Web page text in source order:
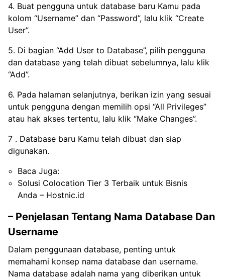
4. Buat pengguna untuk database baru Kamu pada
kolom “Username” dan “Password”, lalu klik “Create
User”.
5. Di bagian “Add User to Database”, pilih pengguna
dan database yang telah dibuat sebelumnya, lalu klik
“Add”.
6. Pada halaman selanjutnya, berikan izin yang sesuai
untuk pengguna dengan memilih opsi “All Privileges”
atau hak akses tertentu, lalu klik “Make Changes”.
7 . Database baru Kamu telah dibuat dan siap
digunakan.
Baca Juga:
Solusi Colocation Tier 3 Terbaik untuk Bisnis
Anda – Hostnic.id
– Penjelasan Tentang Nama Database Dan
Username
Dalam penggunaan database, penting untuk
memahami konsep nama database dan username.
Nama database adalah nama yang diberikan untuk